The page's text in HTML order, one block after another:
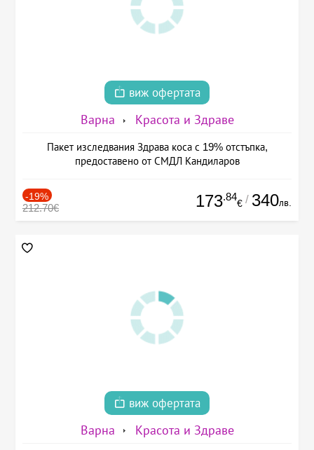
виж офертата
Варна Красота и Здраве
Пакет изследвания Здрава коса с 19% отстъпка,
предоставено от СМДЛ Кандиларов
-19%
212.70€ 173.84
€ / 340лв.
виж офертата
Варна Красота и Здраве